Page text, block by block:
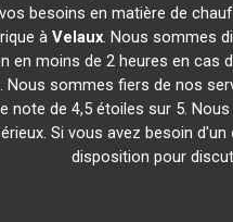
besoins en matière de
à Velaux. Nous sommes
en moins de 2 heures en
Nous sommes fiers de nos
note de 4,5 étoiles sur 5.
Si vous avez besoin d'un
disposition pour